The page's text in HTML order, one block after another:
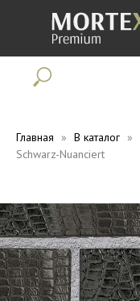
Главная В каталог
Schwarz-Nuanciert